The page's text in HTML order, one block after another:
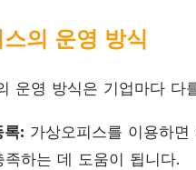
의 운영 방식
운영 방식은 기업마다 다
록: 가상오피스를 이용하
족하는 데 도움이 됩니다.